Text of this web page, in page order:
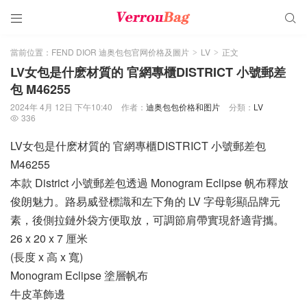
 
當前位置： FEND DIOR 迪奥包包官网价格及圖片 > LV > 正文
LV女包是什麽材質的 官網專櫃DISTRICT 小號郵差
包 M46255
2024年 4月 12日 下午10:40 作者： 迪奥包包价格和图片 分類： LV
 336
LV女包是什麽材質的 官網專櫃DISTRICT 小號郵差包
M46255
本款 District 小號郵差包透過 Monogram Eclipse 帆布釋放
俊朗魅力。路易威登標識和左下角的 LV 字母彰顯品牌元
素，後側拉鏈外袋方便取放，可調節肩帶實現舒適背攜。
26 x 20 x 7 厘米
(長度 x 高 x 寬)
Monogram Eclipse 塗層帆布
牛皮革飾邊